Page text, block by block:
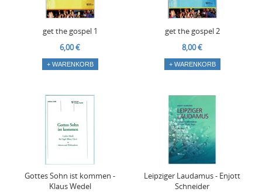
get the gospel 1
6,00 €
+ WARENKORB
get the gospel 2
8,00 €
+ WARENKORB
Gottes Sohn ist kommen -
Klaus Wedel
Leipziger Laudamus - Enjott
Schneider